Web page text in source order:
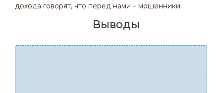
дохода говорят, что перед нами – мошенники.
Выводы